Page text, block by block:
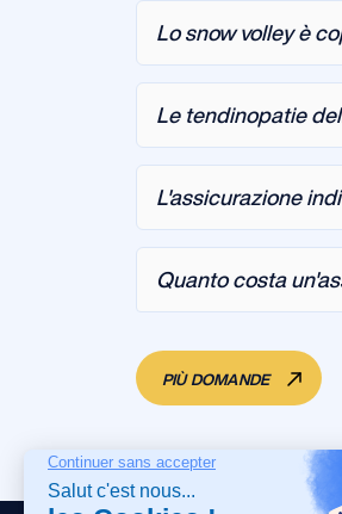
Lo snow volley è
Le tendinopatie
L'assicurazione
Quanto costa
PIÙ DOMANDE